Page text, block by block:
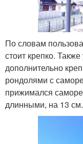
По словам
стоит крепко.
дополнительно
рондолями с
прижимался
длинными, на 13 см.